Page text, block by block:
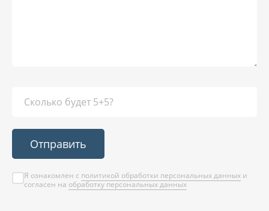
Отправить
Я ознакомлен с политикой обработки персональных данных и
согласен на обработку персональных данных